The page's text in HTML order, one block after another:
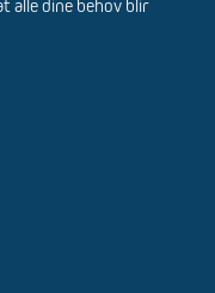
alle dine behov blir